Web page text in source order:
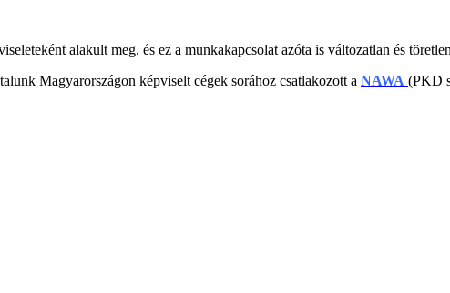
alakult meg, és ez a munkakapcsolat azóta is változatlan és
Magyarországon képviselt cégek sorához csatlakozott a NAWA (PKD